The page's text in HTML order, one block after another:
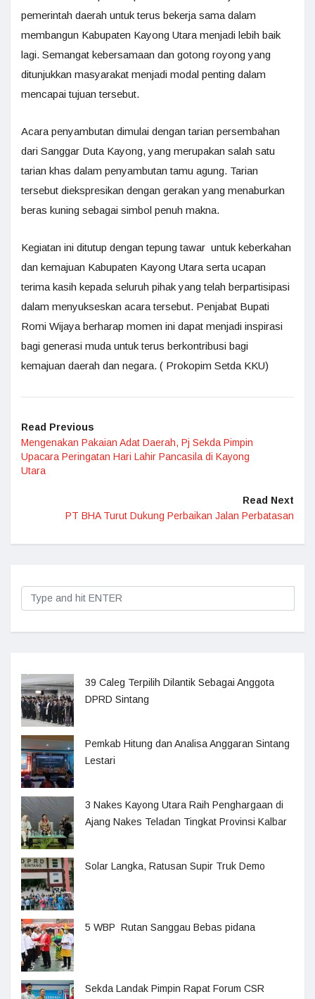
pemerintah daerah untuk terus bekerja sama dalam
membangun Kabupaten Kayong Utara menjadi lebih baik
lagi. Semangat kebersamaan dan gotong royong yang
ditunjukkan masyarakat menjadi modal penting dalam
mencapai tujuan tersebut.
Acara penyambutan dimulai dengan tarian persembahan
dari Sanggar Duta Kayong, yang merupakan salah satu
tarian khas dalam penyambutan tamu agung. Tarian
tersebut diekspresikan dengan gerakan yang menaburkan
beras kuning sebagai simbol penuh makna.
Kegiatan ini ditutup dengan tepung tawar untuk keberkahan
dan kemajuan Kabupaten Kayong Utara serta ucapan
terima kasih kepada seluruh pihak yang telah berpartisipasi
dalam menyukseskan acara tersebut. Penjabat Bupati
Romi Wijaya berharap momen ini dapat menjadi inspirasi
bagi generasi muda untuk terus berkontribusi bagi
kemajuan daerah dan negara. ( Prokopim Setda KKU)
Read Previous
Mengenakan Pakaian Adat Daerah, Pj Sekda Pimpin
Upacara Peringatan Hari Lahir Pancasila di Kayong
Utara
Read Next
PT BHA Turut Dukung Perbaikan Jalan Perbatasan
39 Caleg Terpilih Dilantik Sebagai Anggota
DPRD Sintang
Pemkab Hitung dan Analisa Anggaran Sintang
Lestari
3 Nakes Kayong Utara Raih Penghargaan di
Ajang Nakes Teladan Tingkat Provinsi Kalbar
Solar Langka, Ratusan Supir Truk Demo
5 WBP Rutan Sanggau Bebas pidana
Sekda Landak Pimpin Rapat Forum CSR